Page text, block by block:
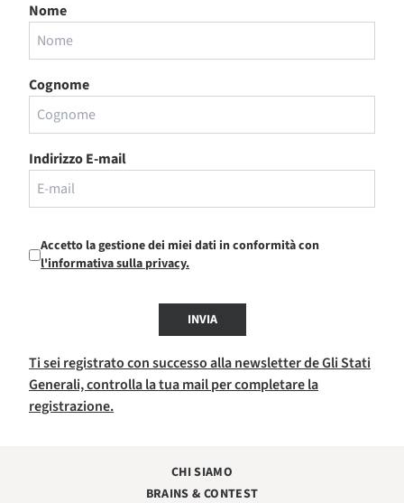
Nome
Cognome
Indirizzo E-mail
Accetto la gestione dei miei dati in conformità con
l'informativa sulla privacy.
INVIA
Ti sei registrato con successo alla newsletter de Gli Stati
Generali, controlla la tua mail per completare la
registrazione.
CHI SIAMO
BRAINS & CONTEST